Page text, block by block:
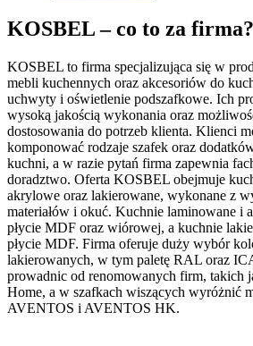
KOSBEL – co to za firma?
KOSBEL to firma specjalizująca się w
mebli kuchennych oraz akcesoriów do
uchwyty i oświetlenie podszafkowe. Ich
wysoką jakością wykonania oraz
dostosowania do potrzeb klienta. Klienci
komponować rodzaje szafek oraz
kuchni, a w razie pytań firma zapewnia
doradztwo. Oferta KOSBEL obejmuje
akrylowe oraz lakierowane, wykonane z
materiałów i okuć. Kuchnie laminowane i
płycie MDF oraz wiórowej, a kuchnie
płycie MDF. Firma oferuje duży wybór
lakierowanych, w tym paletę RAL oraz
prowadnic od renomowanych firm, takich
Home, a w szafkach wiszących wyróżnić
AVENTOS i AVENTOS HK.